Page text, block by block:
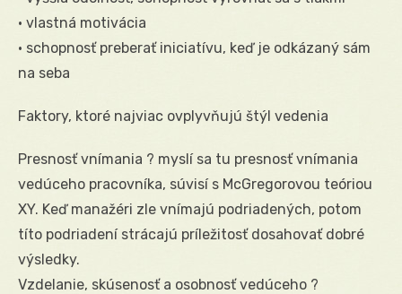
• vlastná motivácia
• schopnosť preberať iniciatívu, keď je odkázaný sám
na seba
Faktory, ktoré najviac ovplyvňujú štýl vedenia
Presnosť vnímania ? myslí sa tu presnosť vnímania
vedúceho pracovníka, súvisí s McGregorovou teóriou
XY. Keď manažéri zle vnímajú podriadených, potom
títo podriadení strácajú príležitosť dosahovať dobré
výsledky.
Vzdelanie, skúsenosť a osobnosť vedúceho ?